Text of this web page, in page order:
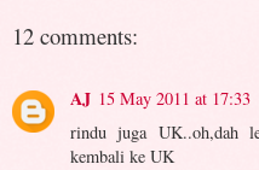
12 comments:
AJ 15 May 2011 at 17:33
rindu juga UK..oh,dah
kembali ke UK